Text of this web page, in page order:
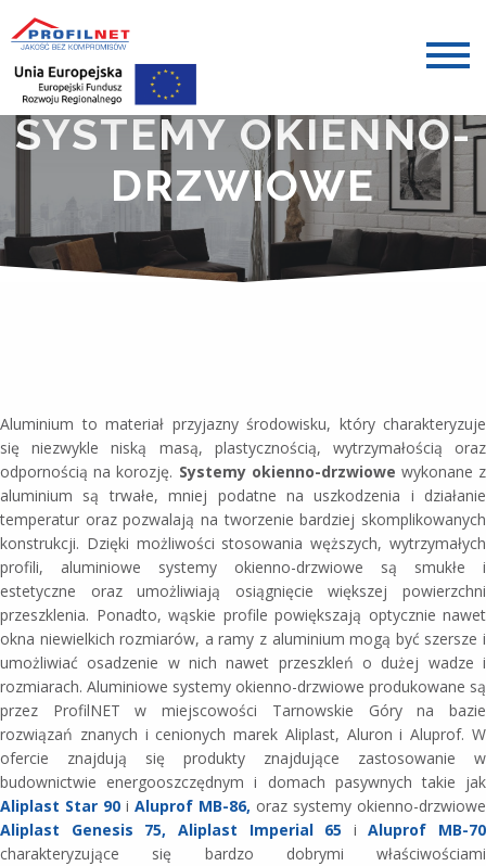
SYSTEMY OKIENNO-
DRZWIOWE
Aluminium to materiał przyjazny środowisku, który charakteryzuje
się niezwykle niską masą, plastycznością, wytrzymałością oraz
odpornością na korozję. Systemy okienno-drzwiowe wykonane z
aluminium są trwałe, mniej podatne na uszkodzenia i działanie
temperatur oraz pozwalają na tworzenie bardziej skomplikowanych
konstrukcji. Dzięki możliwości stosowania węższych, wytrzymałych
profili, aluminiowe systemy okienno-drzwiowe są smukłe i
estetyczne oraz umożliwiają osiągnięcie większej powierzchni
przeszklenia. Ponadto, wąskie profile powiększają optycznie nawet
okna niewielkich rozmiarów, a ramy z aluminium mogą być szersze i
umożliwiać osadzenie w nich nawet przeszkleń o dużej wadze i
rozmiarach. Aluminiowe systemy okienno-drzwiowe produkowane są
przez ProfilNET w miejscowości Tarnowskie Góry na bazie
rozwiązań znanych i cenionych marek Aliplast, Aluron i Aluprof. W
ofercie znajdują się produkty znajdujące zastosowanie w
budownictwie energooszczędnym i domach pasywnych takie jak
Aliplast Star 90 i Aluprof MB-86, oraz systemy okienno-drzwiowe
Aliplast Genesis 75,
Aliplast Imperial 65 i Aluprof MB-70
charakteryzujące się bardzo dobrymi właściwościami